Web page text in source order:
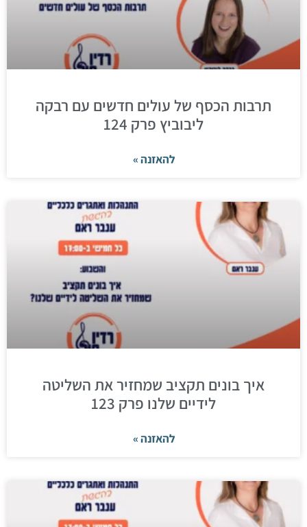
תרבות הכסף של עולים חדשים עם רבקה
ליבוביץ פרק 124
להאזנה »
איך בונים תקציב שמחזיר את השליטה
לידיים שלנו פרק 123
להאזנה »